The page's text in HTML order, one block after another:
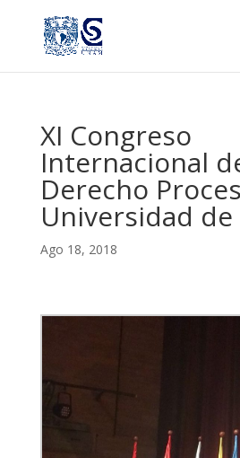
XI Congreso
Internacional
Derecho
Universidad
Ago 18, 2018